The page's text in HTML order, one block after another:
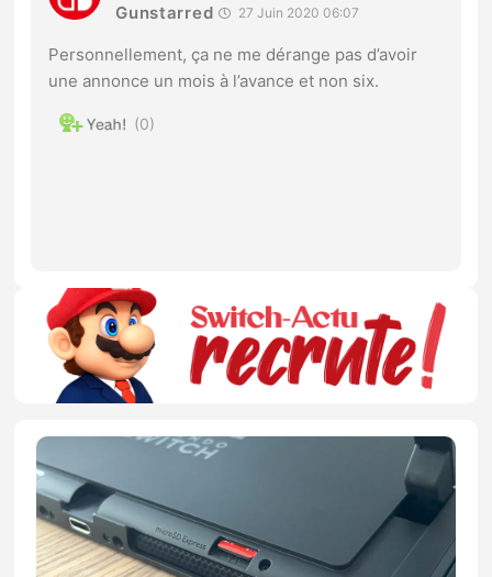
Gunstarred 27 Juin 2020 06:07
Personnellement, ça ne me dérange pas d’avoir
une annonce un mois à l’avance et non six.
0